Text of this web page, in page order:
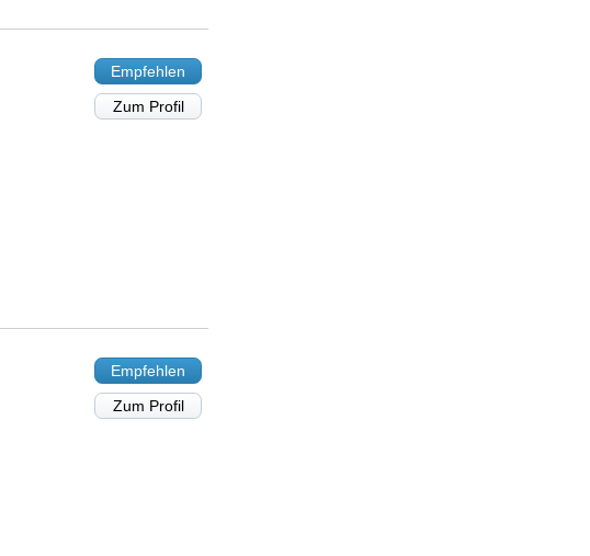
Empfehlen
Zum Profil
Empfehlen
Zum Profil